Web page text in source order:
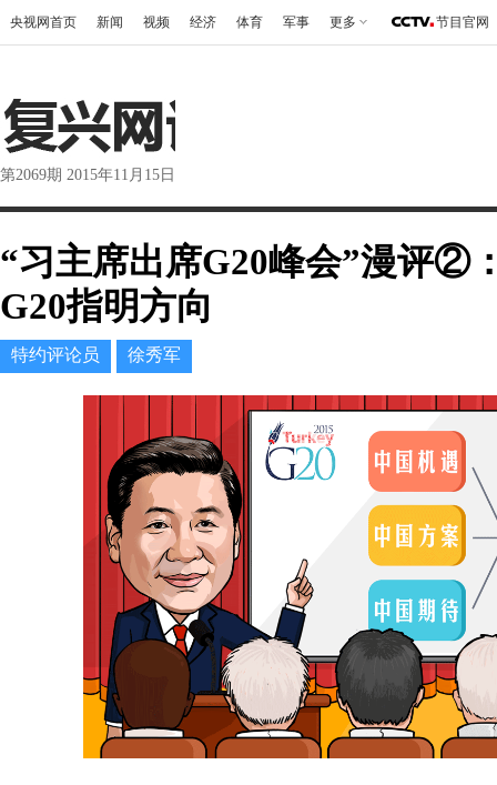
央视网首页 新闻 视频 经济 体育 军事 更多 节目官网
第2069期 2015年11月15日
“习主席出席G20峰会”漫评②
G20指明方向
特约评论员 徐秀军